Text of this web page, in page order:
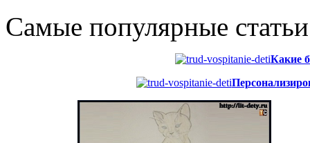
Самые популярные
Какие